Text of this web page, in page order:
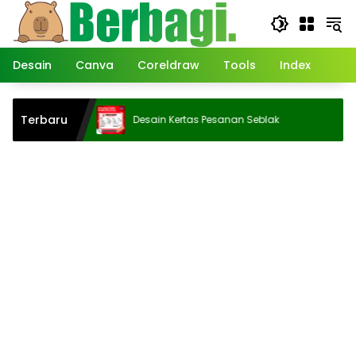
Langsung
konten
Desain
Canva Coreldraw Tools Index
Terbaru
2026 |
Desain Kertas Pesanan Seblak